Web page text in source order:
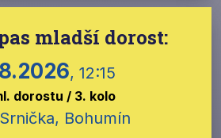
mladší dorost:
, 12:15
dorostu / 3. kolo
Bohumín